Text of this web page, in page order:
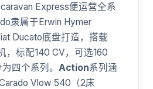
Express便运营全系
隶属于Erwin Hymer
Ducato底盘打造，搭载
，标配140 CV，可选160
四个系列。 Action系列涵
Vlow 540（2床